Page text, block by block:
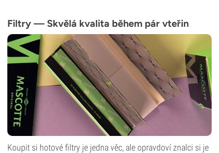
Filtry — Skvělá kvalita během pár vteřin
Koupit si hotové filtry je jedna věc, ale opravdoví znalci si je